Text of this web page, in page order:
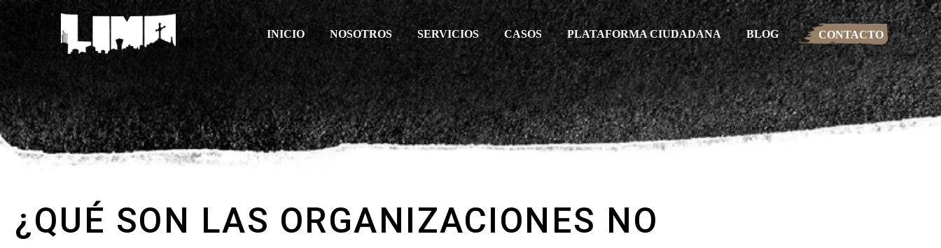
INICIO NOSOTROS SERVICIOS CASOS PLATAFORMA CIUDADANA BLOG CONTACTO
¿QUÉ SON LAS ORGANIZACIONES NO